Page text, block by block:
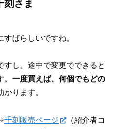
刻さま
ばらしいですね。
すし。途中で変更でできると
一度買えば、何個でもどの
かります。
千刻販売ページ
（紹介者コ